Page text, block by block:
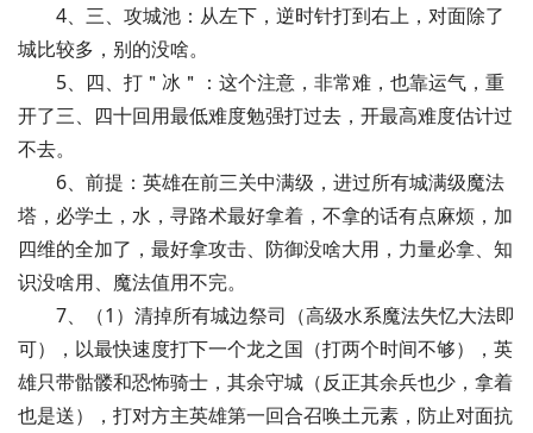
4、三、攻城池：从左下，逆时针打到右上，对面除了
城比较多，别的没啥。
5、四、打＂冰＂：这个注意，非常难，也靠运气，重
开了三、四十回用最低难度勉强打过去，开最高难度估计过
不去。
6、前提：英雄在前三关中满级，进过所有城满级魔法
塔，必学土，水，寻路术最好拿着，不拿的话有点麻烦，加
四维的全加了，最好拿攻击、防御没啥大用，力量必拿、知
识没啥用、魔法值用不完。
7、（1）清掉所有城边祭司（高级水系魔法失忆大法即
可），以最快速度打下一个龙之国（打两个时间不够），英
雄只带骷髅和恐怖骑士，其余守城（反正其余兵也少，拿着
也是送），打对方主英雄第一回合召唤土元素，防止对面抗